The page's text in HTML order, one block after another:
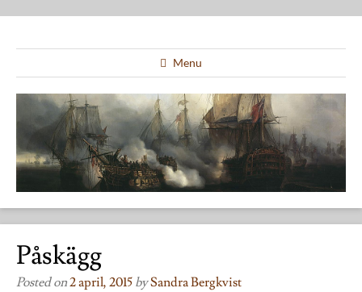
Menu
Påskägg
Posted on2 april, 2015 bySandra Bergkvist